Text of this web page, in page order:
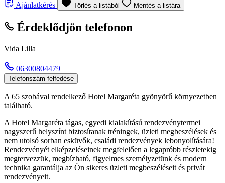
Ajánlatkérés Törlés a listából Mentés a listára
Érdeklődjön telefonon
Vida Lilla
06300804479
Telefonszám felfedése
A 65 szobával rendelkező Hotel Margaréta gyönyörű környezetben
található.
A Hotel Margaréta tágas, egyedi kialakítású rendezvénytermei
nagyszerű helyszínt biztosítanak tréningek, üzleti megbeszélések és
nem utolsó sorban esküvők, családi rendezvények lebonyolítására!
Rendezvényét elképzeléseinek megfelelően a legapróbb részletekig
megtervezzük, megbízható, figyelmes személyzetünk és modern
technika garantálja az Ön sikeres üzleti megbeszéléseit és privát
rendezvényeit.